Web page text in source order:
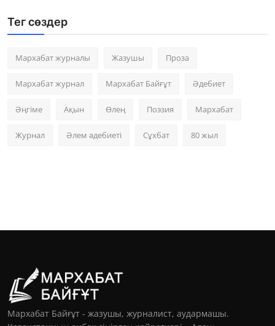
Тег сөздер
Мархабат журналы Жазушы Проза
Мархабат журнал Мархабат Байғұт Әдебиет
Әңгіме Ақын Өлең Поэзия Мархабат
Журнал Әлем әдебиеті Сұхбат 80 жыл
Мархабат Байғұт - жазушы, журналист, аудармашы.